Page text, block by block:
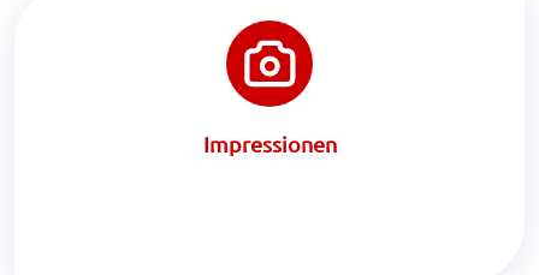
Impressionen